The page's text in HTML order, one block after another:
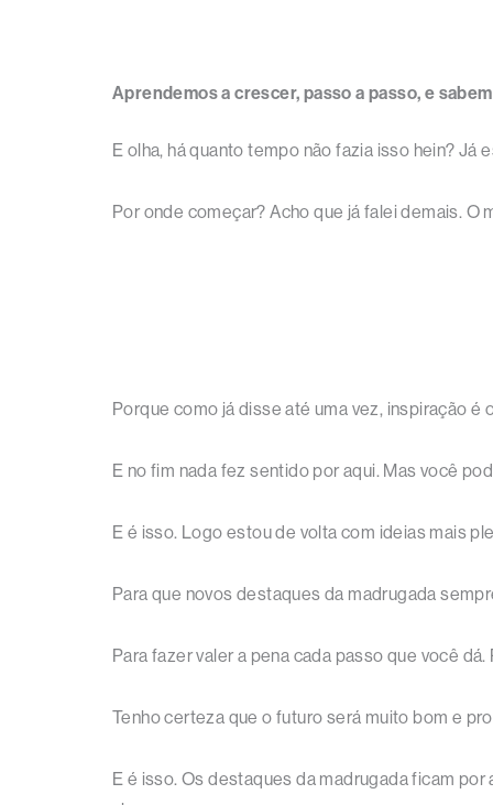
Aprendemos a crescer, passo a passo, e
E olha, há quanto tempo não fazia isso hein? Já
Por onde começar? Acho que já falei demais. O
Porque como já disse até uma vez, inspiração é
E no fim nada fez sentido por aqui. Mas você
E é isso. Logo estou de volta com ideias mais
Para que novos destaques da madrugada
Para fazer valer a pena cada passo que você
Tenho certeza que o futuro será muito bom e
E é isso. Os destaques da madrugada ficam